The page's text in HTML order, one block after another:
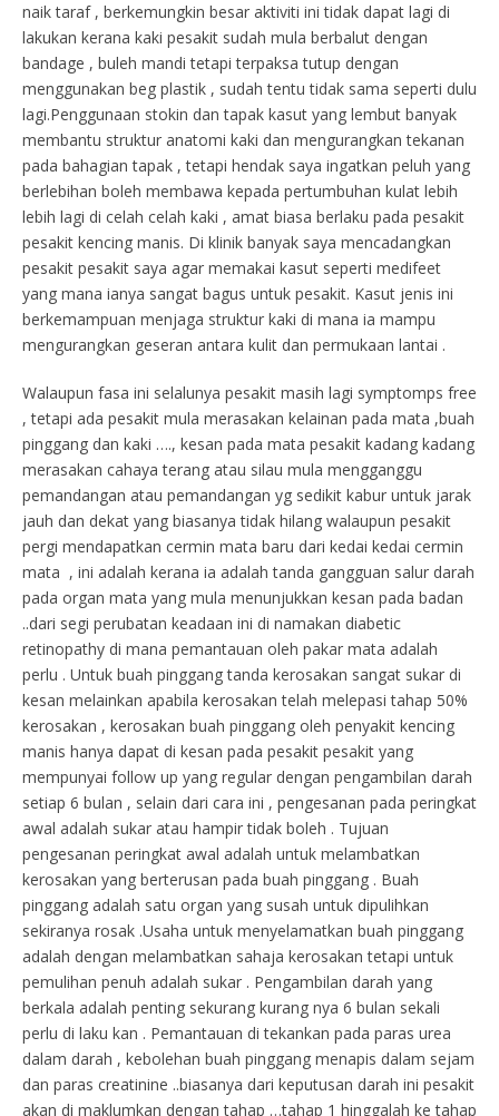
naik taraf , berkemungkin besar aktiviti ini tidak dapat lagi di
lakukan kerana kaki pesakit sudah mula berbalut dengan
bandage , buleh mandi tetapi terpaksa tutup dengan
menggunakan beg plastik , sudah tentu tidak sama seperti dulu
lagi.Penggunaan stokin dan tapak kasut yang lembut banyak
membantu struktur anatomi kaki dan mengurangkan tekanan
pada bahagian tapak , tetapi hendak saya ingatkan peluh yang
berlebihan boleh membawa kepada pertumbuhan kulat lebih
lebih lagi di celah celah kaki , amat biasa berlaku pada pesakit
pesakit kencing manis. Di klinik banyak saya mencadangkan
pesakit pesakit saya agar memakai kasut seperti medifeet
yang mana ianya sangat bagus untuk pesakit. Kasut jenis ini
berkemampuan menjaga struktur kaki di mana ia mampu
mengurangkan geseran antara kulit dan permukaan lantai .
Walaupun fasa ini selalunya pesakit masih lagi symptomps free
, tetapi ada pesakit mula merasakan kelainan pada mata ,buah
pinggang dan kaki …., kesan pada mata pesakit kadang kadang
merasakan cahaya terang atau silau mula mengganggu
pemandangan atau pemandangan yg sedikit kabur untuk jarak
jauh dan dekat yang biasanya tidak hilang walaupun pesakit
pergi mendapatkan cermin mata baru dari kedai kedai cermin
mata , ini adalah kerana ia adalah tanda gangguan salur darah
pada organ mata yang mula menunjukkan kesan pada badan
..dari segi perubatan keadaan ini di namakan diabetic
retinopathy di mana pemantauan oleh pakar mata adalah
perlu . Untuk buah pinggang tanda kerosakan sangat sukar di
kesan melainkan apabila kerosakan telah melepasi tahap 50%
kerosakan , kerosakan buah pinggang oleh penyakit kencing
manis hanya dapat di kesan pada pesakit pesakit yang
mempunyai follow up yang regular dengan pengambilan darah
setiap 6 bulan , selain dari cara ini , pengesanan pada peringkat
awal adalah sukar atau hampir tidak boleh . Tujuan
pengesanan peringkat awal adalah untuk melambatkan
kerosakan yang berterusan pada buah pinggang . Buah
pinggang adalah satu organ yang susah untuk dipulihkan
sekiranya rosak .Usaha untuk menyelamatkan buah pinggang
adalah dengan melambatkan sahaja kerosakan tetapi untuk
pemulihan penuh adalah sukar . Pengambilan darah yang
berkala adalah penting sekurang kurang nya 6 bulan sekali
perlu di laku kan . Pemantauan di tekankan pada paras urea
dalam darah , kebolehan buah pinggang menapis dalam sejam
dan paras creatinine ..biasanya dari keputusan darah ini pesakit
akan di maklumkan dengan tahap …tahap 1 hinggalah ke tahap